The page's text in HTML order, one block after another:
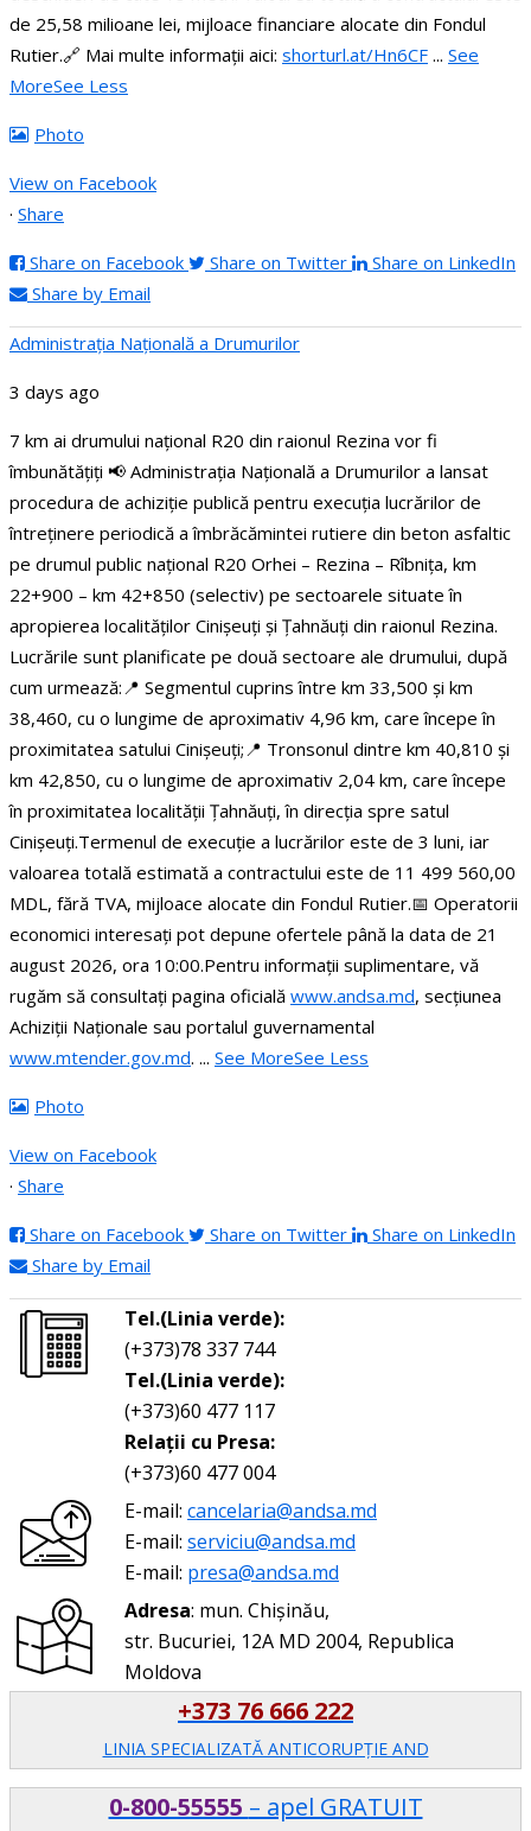
de 25,58 milioane lei, mijloace financiare alocate din Fondul
Rutier.🔗 Mai multe informații aici: shorturl.at/Hn6CF ... See
MoreSee Less
Photo
View on Facebook
· Share
Share on Facebook Share on Twitter
Share on LinkedIn
Share by Email
Administraţia Națională a Drumurilor
3 days ago
7 km ai drumului național R20 din raionul Rezina vor fi
îmbunătățiți 📢 Administrația Națională a Drumurilor a lansat
procedura de achiziție publică pentru execuția lucrărilor de
întreținere periodică a îmbrăcămintei rutiere din beton asfaltic
pe drumul public național R20 Orhei – Rezina – Rîbnița, km
22+900 – km 42+850 (selectiv) pe sectoarele situate în
apropierea localităților Cinișeuți și Țahnăuți din raionul Rezina.
Lucrările sunt planificate pe două sectoare ale drumului, după
cum urmează:📍 Segmentul cuprins între km 33,500 și km
38,460, cu o lungime de aproximativ 4,96 km, care începe în
proximitatea satului Cinișeuți;📍 Tronsonul dintre km 40,810 și
km 42,850, cu o lungime de aproximativ 2,04 km, care începe
în proximitatea localității Țahnăuți, în direcția spre satul
Cinișeuți.Termenul de execuție a lucrărilor este de 3 luni, iar
valoarea totală estimată a contractului este de 11 499 560,00
MDL, fără TVA, mijloace alocate din Fondul Rutier.📅 Operatorii
economici interesați pot depune ofertele până la data de 21
august 2026, ora 10:00.Pentru informații suplimentare, vă
rugăm să consultați pagina oficială www.andsa.md, secțiunea
Achiziții Naționale sau portalul guvernamental
www.mtender.gov.md. ... See MoreSee Less
Photo
View on Facebook
· Share
Share on Facebook Share on Twitter
Share on LinkedIn
Share by Email
Tel.(Linia verde):
(+373)78 337 744
Tel.(Linia verde):
(+373)60 477 117
Relații cu Presa:
(+373)60 477 004
E-mail: cancelaria@andsa.md
E-mail: serviciu@andsa.md
E-mail: presa@andsa.md
Adresa: mun. Chișinău,
str. Bucuriei, 12A MD 2004, Republica
Moldova
+373 76 666 222
LINIA SPECIALIZATĂ ANTICORUPŢIE AND
0-800-55555 – apel GRATUIT